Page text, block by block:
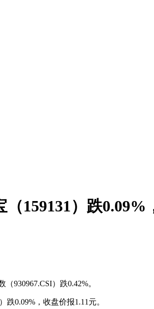
159131）跌
930967.CSI）跌0.42%。
0.09%，收盘价报1.11元。